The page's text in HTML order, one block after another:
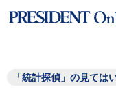
「統計探偵」の見ては